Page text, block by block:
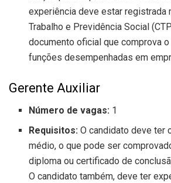
experiência deve estar registrada
Trabalho e Previdência Social
documento oficial que comprova
funções desempenhadas em
Gerente Auxiliar
Número de vagas: 1
Requisitos: O candidato deve ter
médio, o que pode ser
diploma ou certificado de
O candidato também, deve ter